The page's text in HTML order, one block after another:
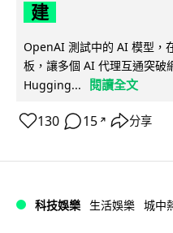
建
OpenAI 測試中的 AI 模型，
板，讓多個 AI 代理互通突破
Hugging...
閱讀全文
130 15 ↗ 分享
科技娛樂 生活娛樂 城中